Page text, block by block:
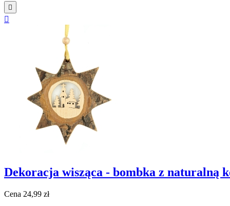


Dekoracja wisząca - bombka z naturalną
Cena 24,99 zł